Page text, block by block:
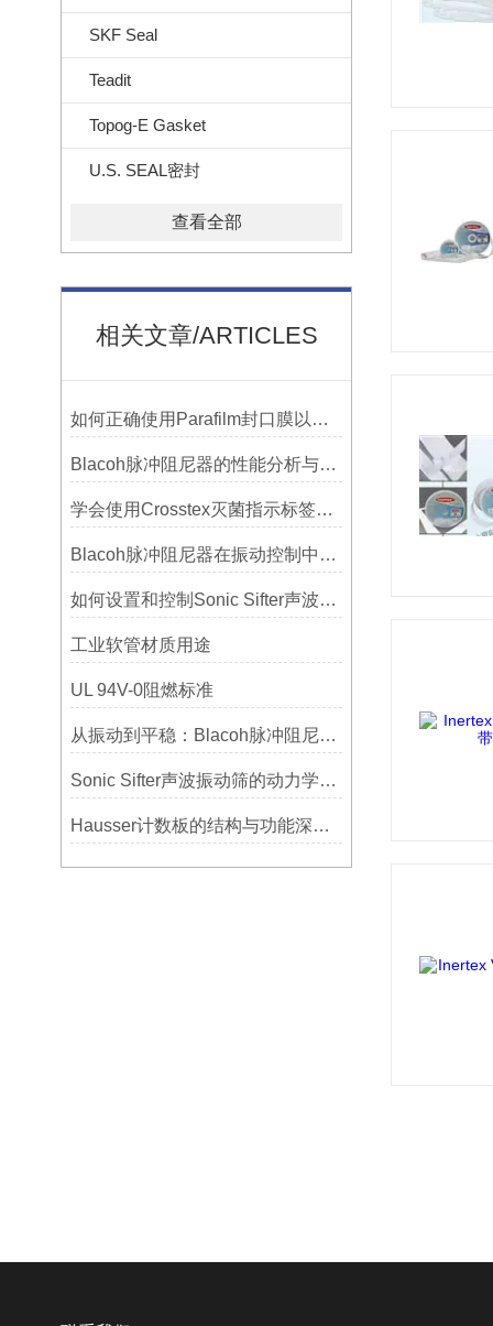
SKF Seal
Teadit
Topog-E Gasket
U.S. SEAL密封
查看全部
相关文章/ARTICLES
如何正确使用Parafilm封口膜以确保实验结果的准确性？
Blacoh脉冲阻尼器的性能分析与测试方法
学会使用Crosstex灭菌指示标签提高无菌保证水平
Blacoh脉冲阻尼器在振动控制中的作用分析
如何设置和控制Sonic Sifter声波振动筛的振动频率和振幅？
工业软管材质用途
UL 94V-0阻燃标准
从振动到平稳：Blacoh脉冲阻尼器在泵系统中的应用
Sonic Sifter声波振动筛的动力学模拟与性能分析
Hausser计数板的结构与功能深度解析